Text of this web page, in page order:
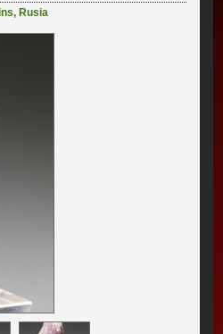
, Rusia